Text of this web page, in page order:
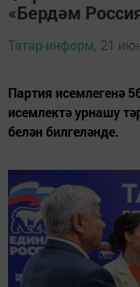
«Бердәм
Татар-информ, 21
Партия исемлегенә
исемлектә урнашу
белән билгеләнде.